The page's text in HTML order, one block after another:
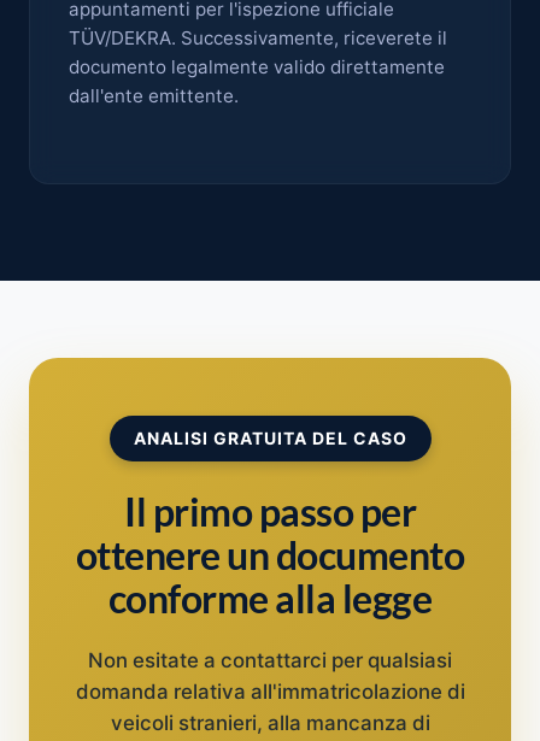
appuntamenti per l'ispezione ufficiale
TÜV/DEKRA. Successivamente, riceverete il
documento legalmente valido direttamente
dall'ente emittente.
ANALISI GRATUITA DEL CASO
Il primo passo per
ottenere un documento
conforme alla legge
Non esitate a contattarci per qualsiasi
domanda relativa all'immatricolazione di
veicoli stranieri, alla mancanza di